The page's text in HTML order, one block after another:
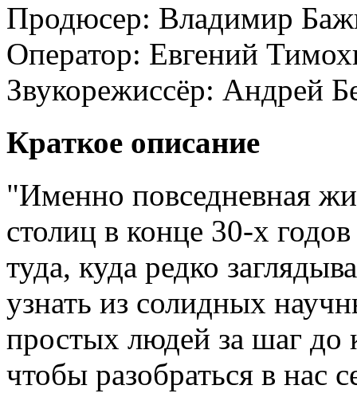
Продюсер: Владимир
Оператор: Евгений
Звукорежиссёр: Андрей
Краткое описание
"Именно повседневная
столиц в конце 30-х
туда, куда редко
узнать из солидных
простых людей за шаг до
чтобы разобраться в нас